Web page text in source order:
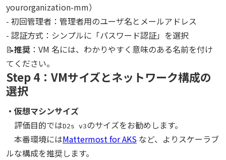
yourorganization-mm）
- 初回管理者：管理者用のユーザ名とメールアドレス
- 認証方式：シンプルに「パスワード認証」を選択
📝推奨 ：VM 名には、わかりやすく意味のある名前を付け
てください。
Step 4：VMサイズとネットワーク構成の
選択
・仮想マシンサイズ
評価目的ではD2s v3のサイズをお勧めします。
本番環境にはMattermost for AKS など、よりスケーラブ
ルな構成を推奨します。